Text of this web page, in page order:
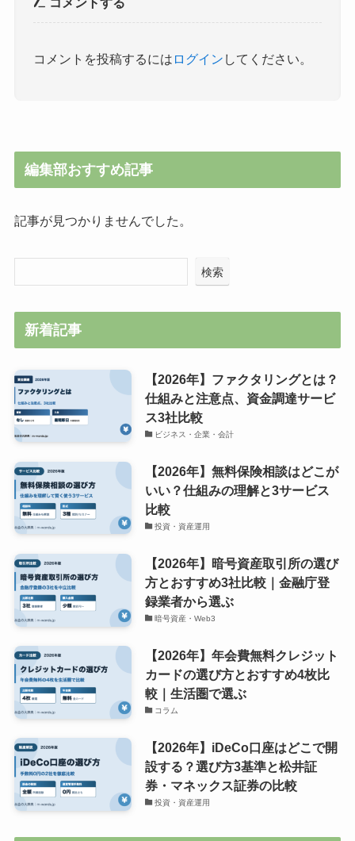
コメントを投稿するには ログイン してください。
編集部おすすめ記事
記事が見つかりませんでした。
検索
新着記事
【2026年】ファクタリングとは？
仕組みと注意点、資金調達サービ
ス3社比較
ビジネス・企業・会計
【2026年】無料保険相談はどこが
いい？仕組みの理解と3サービス
比較
投資・資産運用
【2026年】暗号資産取引所の選び
方とおすすめ3社比較｜金融庁登
録業者から選ぶ
暗号資産・Web3
【2026年】年会費無料クレジット
カードの選び方とおすすめ4枚比
較｜生活圏で選ぶ
コラム
【2026年】iDeCo口座はどこで開
設する？選び方3基準と松井証
券・マネックス証券の比較
投資・資産運用